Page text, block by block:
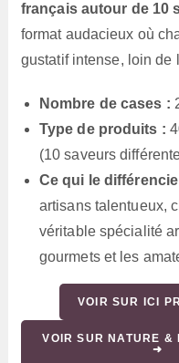
français autour de 10
format audacieux où
gustatif intense, loin de
Nombre de cases :
Type de produits :
(10 saveurs
Ce qui le
artisans talentueux,
véritable spécialité
gourmets et les
VOIR SUR ICI
VOIR SUR NATURE &
➜